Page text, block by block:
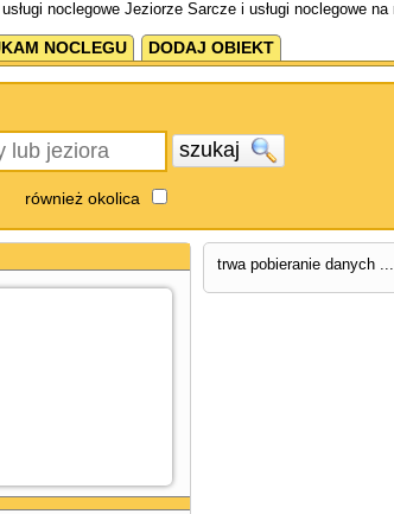
noclegowe Jeziorze Sarcze i usługi noclegowe
NOCLEGU DODAJ OBIEKT
szukaj
również okolica
trwa pobieranie danych ...